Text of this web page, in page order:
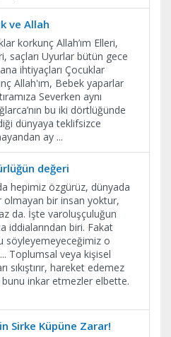
ve Allah
korkunç Allah’ım Elleri,
saçları Uyurlar bütün gece
ihtiyaçları Çocuklar
Allah'ım, Bebek yaparlar
Severken aynı
bu iki dörtlüğünde
dünyaya teklifsizce
ay ...
değeri
hepimiz özgürüz, dünyada
olmayan bir insan yoktur,
da. İşte varoluşçuluğun
iddialarından biri. Fakat
söyleyemeyeceğimiz o
Toplumsal veya kişisel
sıkıştırır, hareket edemez
inkar etmezler elbette.
Sirke Küpüne Zarar!